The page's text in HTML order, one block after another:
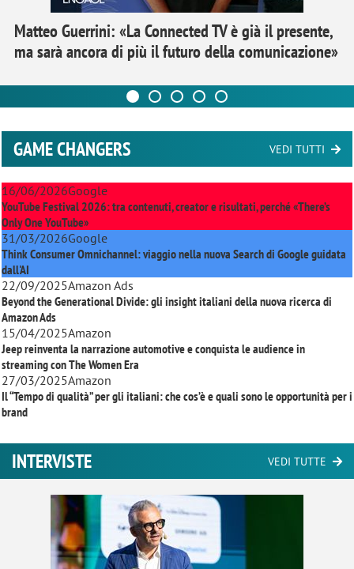
Matteo Guerrini: «La Connected TV è già il presente,
ma sarà ancora di più il futuro della comunicazione»
GAME CHANGERS VEDI TUTTI
16/06/2026Google
YouTube Festival 2026: tra contenuti, creator e risultati, perché «There’s
Only One YouTube»
31/03/2026Google
Think Consumer Omnichannel: viaggio nella nuova Search di Google guidata
dall'AI
22/09/2025Amazon Ads
Beyond the Generational Divide: gli insight italiani della nuova ricerca di
Amazon Ads
15/04/2025Amazon
Jeep reinventa la narrazione automotive e conquista le audience in
streaming conThe Women Era
27/03/2025Amazon
Il “Tempo di qualità” per gli italiani: che cos’è e quali sono le opportunità per i
brand
INTERVISTE VEDI TUTTE